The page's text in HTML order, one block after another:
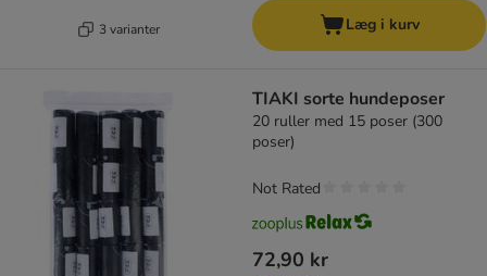
3 varianter Læg i kurv
TIAKI sorte hundeposer
20 ruller med 15 poser (300
poser)
72,90 kr
Not Rated